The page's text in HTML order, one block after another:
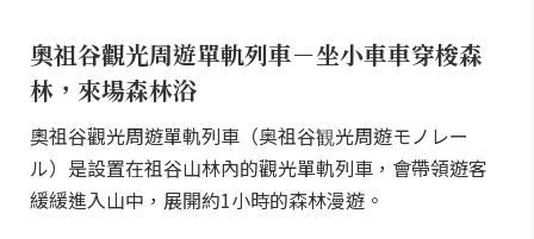
奧祖谷觀光周遊單軌列車－坐小車車穿梭森
林，來場森林浴
奧祖谷觀光周遊單軌列車（奥祖谷観光周遊モノレー
ル）是設置在祖谷山林內的觀光單軌列車，會帶領遊客
緩緩進入山中，展開約1小時的森林漫遊。